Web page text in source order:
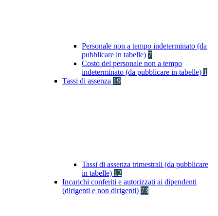
Personale non a tempo indeterminato (da
pubblicare in tabelle) 7
Costo del personale non a tempo
indeterminato (da pubblicare in tabelle) 1
Tassi di assenza 19
Tassi di assenza trimestrali (da pubblicare
in tabelle) 12
Incarichi conferiti e autorizzati ai dipendenti
(dirigenti e non dirigenti) 73